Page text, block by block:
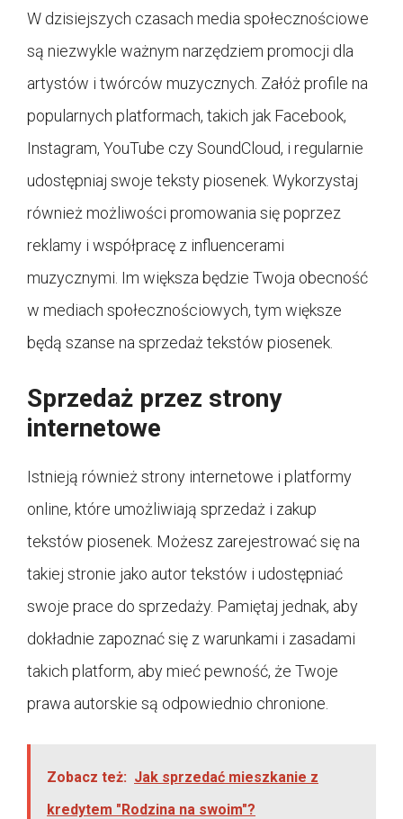
W dzisiejszych czasach media społecznościowe
są niezwykle ważnym narzędziem promocji dla
artystów i twórców muzycznych. Załóż profile na
popularnych platformach, takich jak Facebook,
Instagram, YouTube czy SoundCloud, i regularnie
udostępniaj swoje teksty piosenek. Wykorzystaj
również możliwości promowania się poprzez
reklamy i współpracę z influencerami
muzycznymi. Im większa będzie Twoja obecność
w mediach społecznościowych, tym większe
będą szanse na sprzedaż tekstów piosenek.
Sprzedaż przez strony
internetowe
Istnieją również strony internetowe i platformy
online, które umożliwiają sprzedaż i zakup
tekstów piosenek. Możesz zarejestrować się na
takiej stronie jako autor tekstów i udostępniać
swoje prace do sprzedaży. Pamiętaj jednak, aby
dokładnie zapoznać się z warunkami i zasadami
takich platform, aby mieć pewność, że Twoje
prawa autorskie są odpowiednio chronione.
Zobacz też: Jak sprzedać mieszkanie z
kredytem "Rodzina na swoim"?